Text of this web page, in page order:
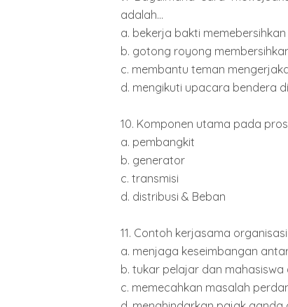
adalah...
a. bekerja bakti
b. gotong royong
c. membantu teman
d. mengikuti upacara bendera
10. Komponen utama pada
a. pembangkit
b. generator
c. transmisi
d. distribusi & Beban
11. Contoh kerjasama
a. menjaga keseimbangan
b. tukar pelajar dan mahasiswa
c. memecahkan masalah